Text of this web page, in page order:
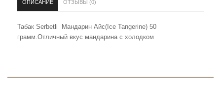
ОПИСАНИЕ ОТЗЫВЫ (0)
Табак Serbetli Мандарин Айс(Ice Tangerine) 50
грамм.Отличный вкус мандарина с холодком